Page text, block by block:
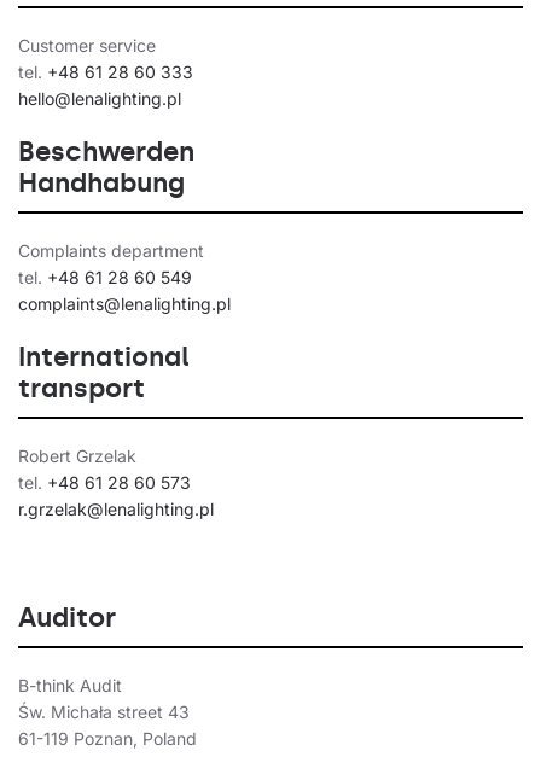
Customer service
tel. +48 61 28 60 333
hello@lenalighting.pl
Beschwerden
Handhabung
Complaints department
tel. +48 61 28 60 549
complaints@lenalighting.pl
International
transport
Robert Grzelak
tel. +48 61 28 60 573
r.grzelak@lenalighting.pl
Auditor
B-think Audit
Św. Michała street 43
61-119 Poznan, Poland